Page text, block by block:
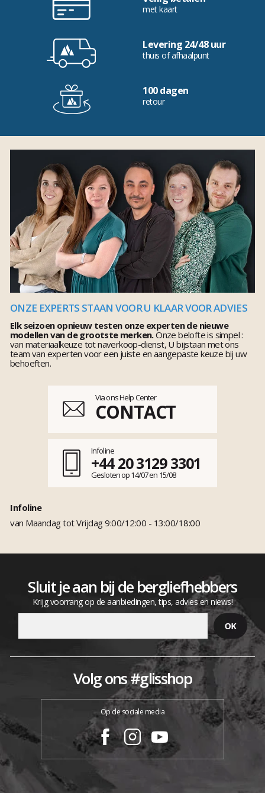
met kaart
Levering 24/48 uur
thuis of afhaalpunt
100 dagen
retour
ONZE EXPERTS STAAN VOOR U KLAAR VOOR ADVIES
Elk seizoen opnieuw testen onze experten de nieuwe
modellen van de grootste merken.Onze belofte is simpel :
van materiaalkeuze tot naverkoop-dienst, U bijstaan met ons
team van experten voor een juiste en aangepaste keuze bij uw
behoeften.
Via ons Help Center
CONTACT
Infoline
+44 20 3129 3301
Gesloten op 14/07 en 15/08
Infoline
van Maandag tot Vrijdag 9:00/12:00 - 13:00/18:00
Sluit je aan bij de bergliefhebbers
Krijg voorrang op de aanbiedingen, tips, advies en niews!
Volg ons #glisshop
Op de sociale media